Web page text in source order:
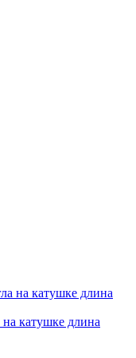
катушке длина